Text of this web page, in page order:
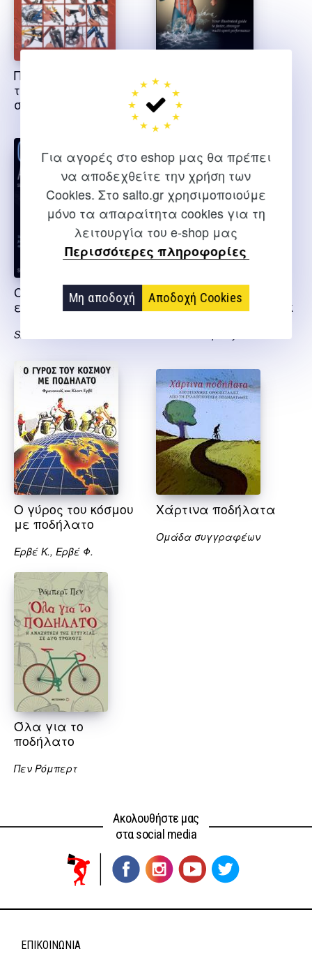
Για αγορές στο eshop μας θα πρέπει
να αποδεχθείτε την χρήση των
Cookies. Στο salto.gr χρησιμοποιούμε
μόνο τα απαραίτητα cookies για τη
λειτουργία του e-shop μας
Περισσότερες πληροφορίες
Μη αποδοχή Αποδοχή Cookies
Ποδήλατο,
τεχνολογία,
συντήρηση, επισκευή
triathlon anatomy –
εξαντλημένο
Jacobson Troy, Klion Mark
Cycling Anatomy –
εξαντλημένο
Shannon Sovdal
Ζήσε το όνειρο σου
ποδηλασία-out of stock
Ο γύρος του κόσμου
με ποδήλατο
Ερβέ Κ., Ερβέ Φ.
Χάρτινα ποδήλατα
Ομάδα συγγραφέων
Όλα για το
ποδήλατο
Πεν Ρόμπερτ
Ακολουθήστε μας
στα social media
ΕΠΙΚΟΙΝΩΝΊΑ